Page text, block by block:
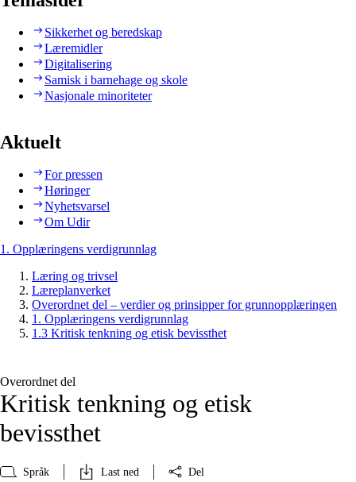
Sikkerhet og beredskap
Læremidler
Digitalisering
Samisk i barnehage og skole
Nasjonale minoriteter
Aktuelt
For pressen
Høringer
Nyhetsvarsel
Om Udir
1. Opplæringens verdigrunnlag
Læring og trivsel
Læreplanverket
Overordnet del – verdier og prinsipper for grunnopplæringen
1. Opplæringens verdigrunnlag
1.3 Kritisk tenkning og etisk bevissthet
Overordnet del
Kritisk tenkning og etisk
bevissthet
Språk Last ned Del